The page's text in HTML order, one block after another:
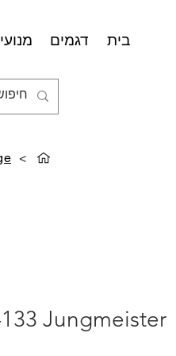
בית דגמים
>
Jungmeister